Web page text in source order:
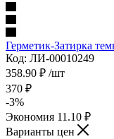
Герметик-Затирка
Код: ЛИ-00010249
358.90 ₽ /шт
370 ₽
-3%
Экономия 11.10 ₽
Варианты цен